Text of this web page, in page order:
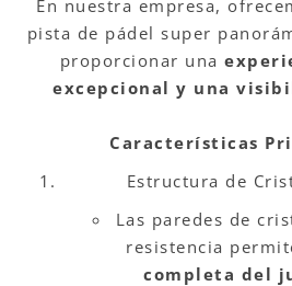
En nuestra empresa,
pista de pádel super
proporcionar una
excepcional y una
Características
Estructura de
Las paredes de
resistencia
completa del